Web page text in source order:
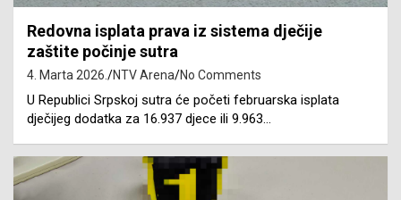
Redovna isplata prava iz sistema dječije
zaštite počinje sutra
4. Marta 2026. NTV Arena No Comments
U Republici Srpskoj sutra će početi februarska isplata
dječijeg dodatka za 16.937 djece ili 9.963…